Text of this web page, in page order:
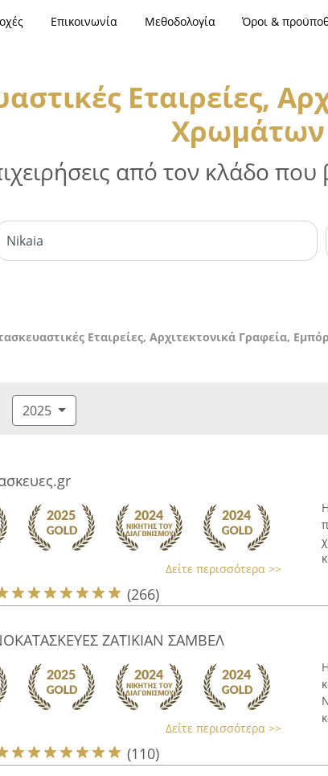
Επικοινωνία Μεθοδολογία Όροι &
Εταιρείες,
Χρωμάτων
από τον κλάδο
Εταιρείες, Αρχιτεκτονικά Γραφεία,
2025
Δείτε περισσότερα >>
(266)
ΖΑΤΙΚΙΑΝ ΣΑΜΒΕΛ
Δείτε περισσότερα >>
(110)